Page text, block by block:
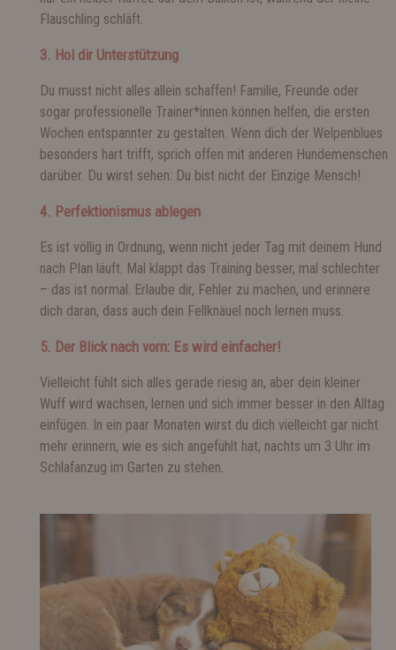
Flauschling schläft.
3. Hol dir Unterstützung
Du musst nicht alles allein schaffen! Familie, Freunde oder
sogar professionelle Trainer*innen können helfen, die ersten
Wochen entspannter zu gestalten. Wenn dich der Welpenblues
besonders hart trifft, sprich offen mit anderen Hundemenschen
darüber. Du wirst sehen: Du bist nicht der Einzige Mensch!
4. Perfektionismus ablegen
Es ist völlig in Ordnung, wenn nicht jeder Tag mit deinem Hund
nach Plan läuft. Mal klappt das Training besser, mal schlechter
– das ist normal. Erlaube dir, Fehler zu machen, und erinnere
dich daran, dass auch dein Fellknäuel noch lernen muss.
5. Der Blick nach vorn: Es wird einfacher!
Vielleicht fühlt sich alles gerade riesig an, aber dein kleiner
Wuff wird wachsen, lernen und sich immer besser in den Alltag
einfügen. In ein paar Monaten wirst du dich vielleicht gar nicht
mehr erinnern, wie es sich angefühlt hat, nachts um 3 Uhr im
Schlafanzug im Garten zu stehen.